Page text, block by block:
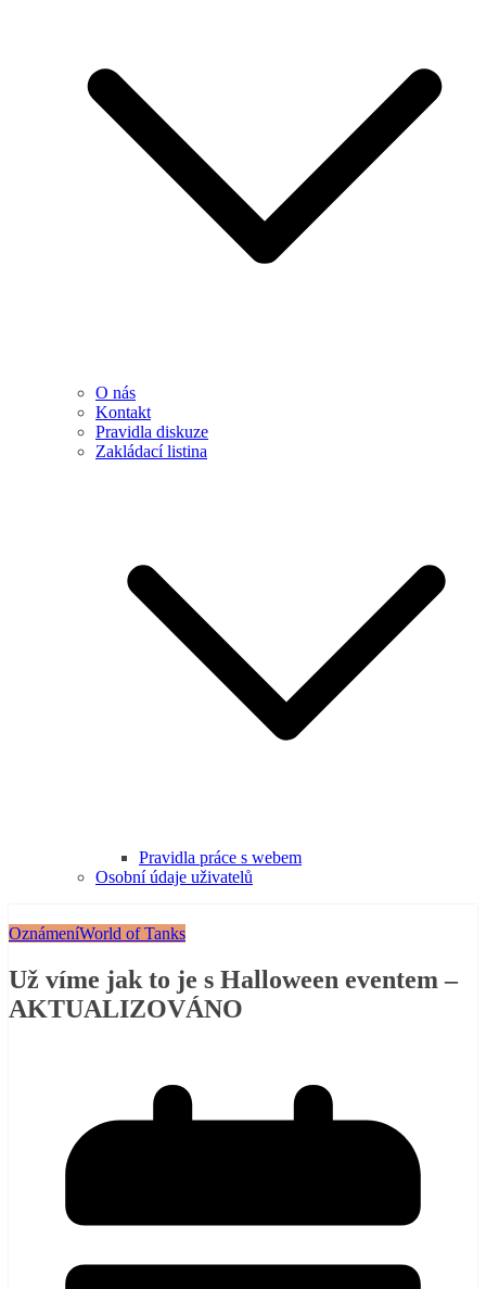
O nás
Kontakt
Pravidla diskuze
Zakládací listina
Pravidla práce s webem
Osobní údaje uživatelů
OznámeníWorld of Tanks
Už víme jak to je s Halloween eventem –
AKTUALIZOVÁNO